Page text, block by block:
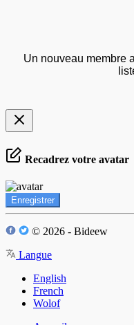
Un nouveau membre
Recadrez votre avatar
Enregistrer
© 2026 - Bideew
Langue
English
French
Wolof